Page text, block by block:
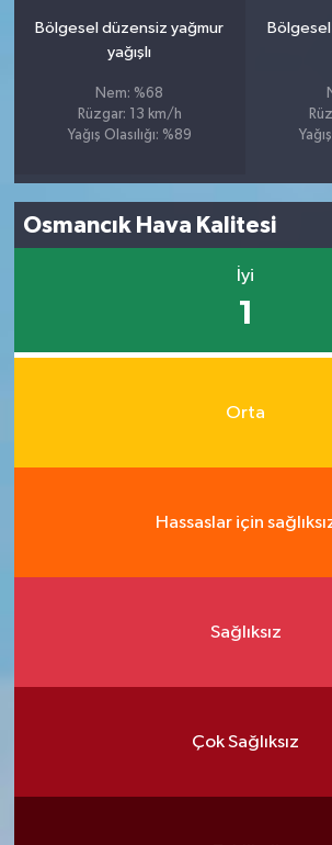
Bölgesel düzensiz yağmur
yağışlı
Nem: %68
Rüzgar: 13 km/h
Yağış Olasılığı: %89
Osmancık Hava Kalitesi
İyi
1
Orta
Hassaslar için
Sağlıksız
Çok Sağlıksız